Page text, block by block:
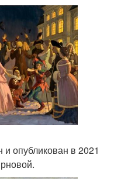
и опубликован в 2021